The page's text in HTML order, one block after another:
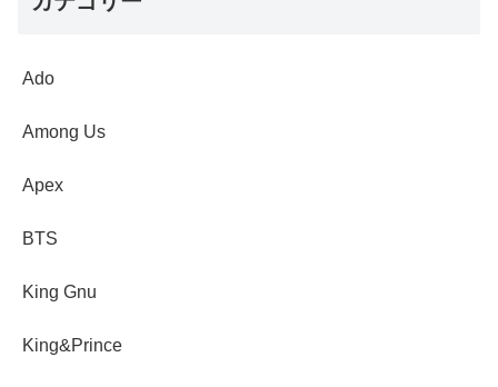
Ado
Among Us
Apex
BTS
King Gnu
King&Prince